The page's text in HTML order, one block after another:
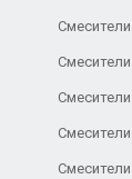
Смесители